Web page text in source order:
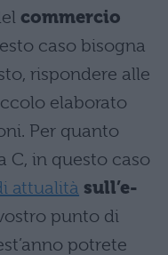
commercio
caso bisogna
rispondere alle
elaborato
Per quanto
C, in questo caso
attualità sull’e-
punto di
potrete